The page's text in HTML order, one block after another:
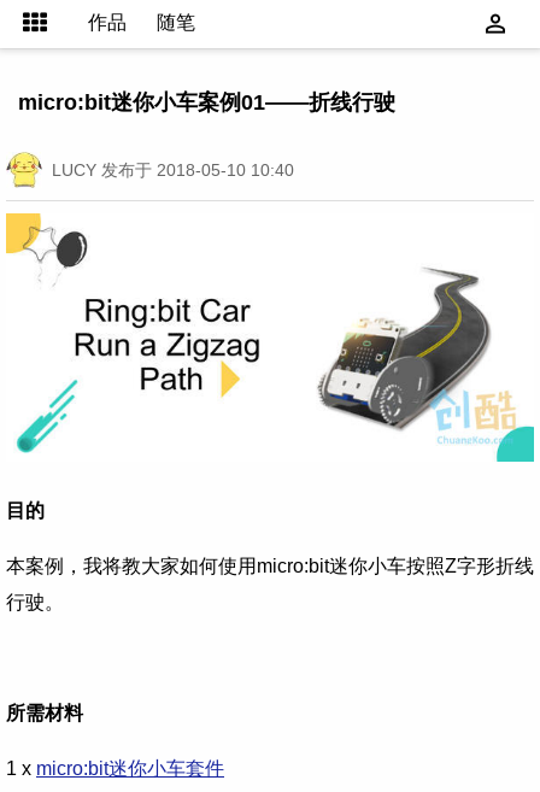
作品 随笔
micro:bit迷你小车案例01——折线行驶
LUCY 发布于 2018-05-10 10:40
目的
本案例，我将教大家如何使用micro:bit迷你小车按照Z字形折线
行驶。
所需材料
1 x micro:bit迷你小车套件